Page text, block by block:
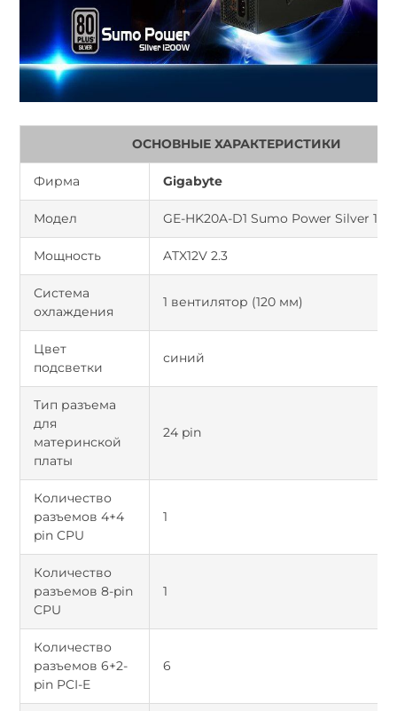
ОСНОВНЫЕ ХАРАКТЕРИСТИКИ
Фирма Gigabyte
Модел GE-HK20A-D1 Sumo Power Silver
Мощность ATX12V 2.3
Система
охлаждения
1 вентилятор (120 мм)
Цвет
подсветки
синий
Тип разъема
для
материнской
платы
24 pin
Количество
разъемов 4+4
pin CPU
1
Количество
разъемов 8-pin
CPU
1
Количество
разъемов 6+2-
pin PCI-E
6